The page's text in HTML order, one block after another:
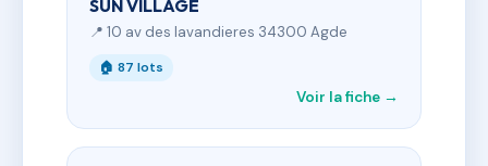
SUN VILLAGE
📍 10 av des lavandieres 34300 Agde
🏠 87 lots
Voir la fiche →